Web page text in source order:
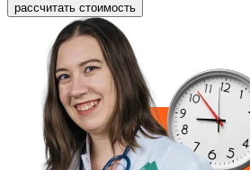
рассчитать стоимость